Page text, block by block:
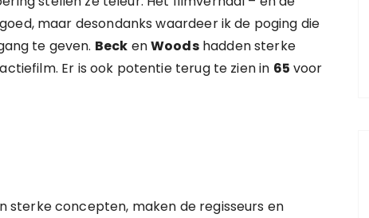
maar desondanks waardeer ik de poging die
te geven. Beck enWoodshadden sterke
Er is ook potentie terug te zien in 65 voor
sterke concepten, maken de regisseurs en